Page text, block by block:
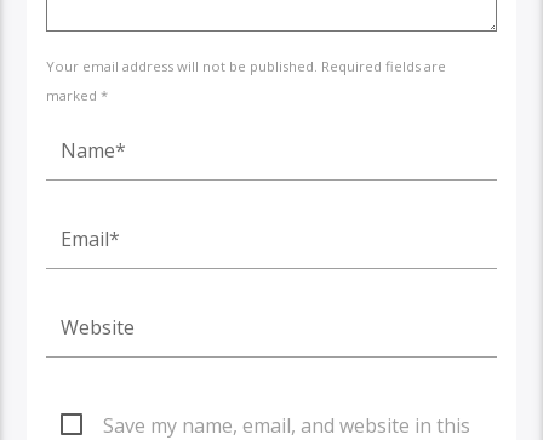
Your email address will not be published. Required fields are
marked *
Save my name, email, and website in this